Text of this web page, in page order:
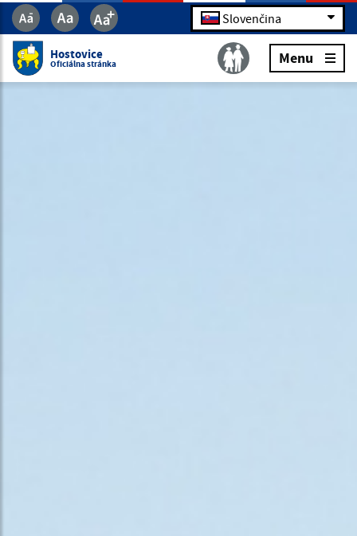
Slovenčina
Hostovice
Oficiálna stránka Menu